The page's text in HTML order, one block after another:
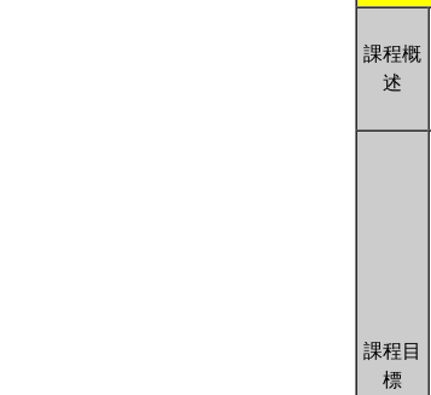
課程概
述
課程目
標